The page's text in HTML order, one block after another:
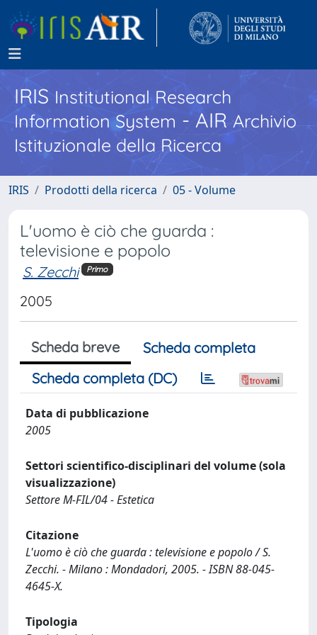
IRISInstitutional Research
Information System - AIR Archivio
Istituzionale della Ricerca
IRIS Prodotti della ricerca 05 - Volume
L'uomo è ciò che guarda :
televisione e popolo
S. Zecchi Primo
2005
Scheda breve
Scheda completa
Scheda completa (DC)
Data di pubblicazione
2005
Settori scientifico-disciplinari del volume (sola
visualizzazione)
Settore M-FIL/04 - Estetica
Citazione
L'uomo è ciò che guarda : televisione e popolo / S.
Zecchi. - Milano : Mondadori, 2005. - ISBN 88-045-
4645-X.
Tipologia